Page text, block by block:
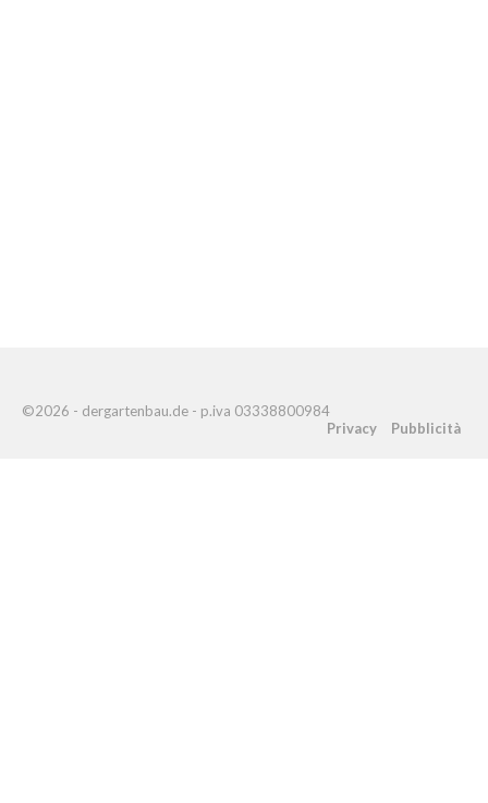
©2026 - dergartenbau.de - p.iva 03338800984
Privacy
Pubblicità